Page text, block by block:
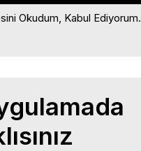
Okudum, Kabul Ediyorum.